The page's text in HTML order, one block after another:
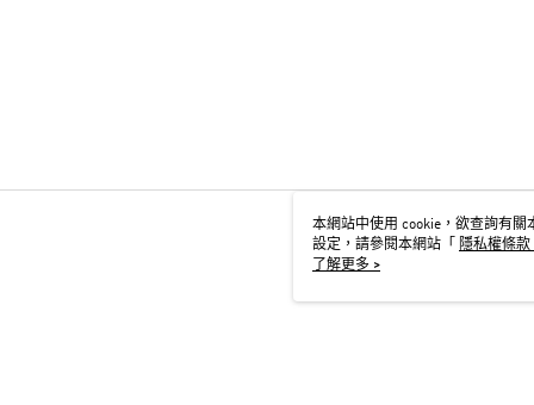
本網站中使用 cookie，欲查詢有關
設定，請參閱本網站「
隱私權條款
用 cookie。
了解更多 >